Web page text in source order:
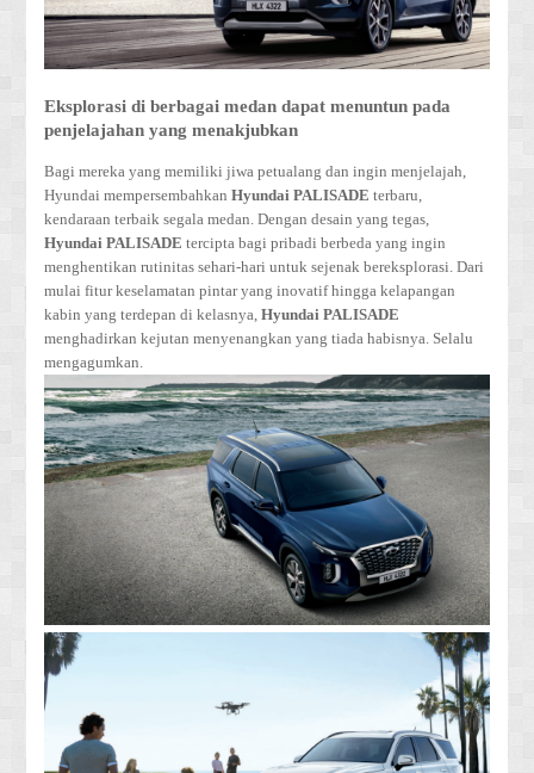
Eksplorasi di berbagai medan dapat menuntun pada
penjelajahan yang menakjubkan
Bagi mereka yang memiliki jiwa petualang dan ingin menjelajah,
Hyundai mempersembahkanHyundai PALISADE terbaru,
kendaraan terbaik segala medan. Dengan desain yang tegas,
Hyundai PALISADE tercipta bagi pribadi berbeda yang ingin
menghentikan rutinitas sehari-hari untuk sejenak bereksplorasi. Dari
mulai fitur keselamatan pintar yang inovatif hingga kelapangan
kabin yang terdepan di kelasnya,Hyundai PALISADE
menghadirkan kejutan menyenangkan yang tiada habisnya. Selalu
mengagumkan.